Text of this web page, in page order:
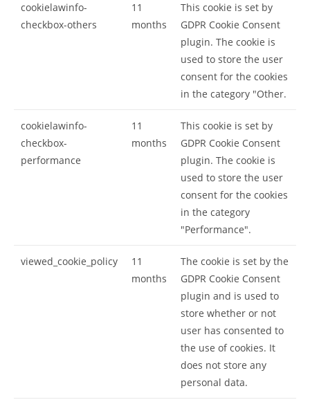
cookielawinfo-
checkbox-others
11
months
This cookie is set by
GDPR Cookie Consent
plugin. The cookie is
used to store the user
consent for the cookies
in the category "Other.
cookielawinfo-
checkbox-
performance
11
months
This cookie is set by
GDPR Cookie Consent
plugin. The cookie is
used to store the user
consent for the cookies
in the category
"Performance".
viewed_cookie_policy
11
months
The cookie is set by the
GDPR Cookie Consent
plugin and is used to
store whether or not
user has consented to
the use of cookies. It
does not store any
personal data.